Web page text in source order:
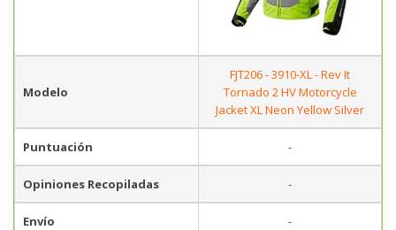
Modelo
FJT206 - 3910-XL - Rev It
Tornado 2 HV Motorcycle
Jacket XL Neon Yellow Silver
Puntuación -
Opiniones Recopiladas -
Envío -